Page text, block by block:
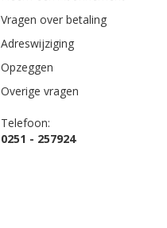
Vragen over betaling
Adreswijziging
Opzeggen
Overige vragen
Telefoon:
0251 - 257924